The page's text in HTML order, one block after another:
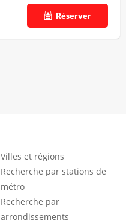
Réserver
Villes et régions
Recherche par stations de
métro
Recherche par
arrondissements